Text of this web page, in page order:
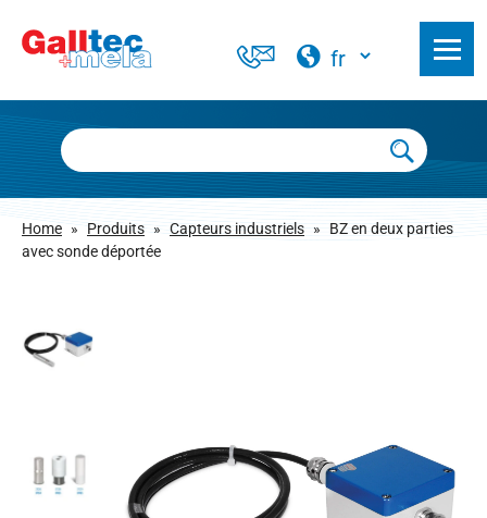
Home » Produits » Capteurs industriels »
BZ en deux parties
avec sonde déportée